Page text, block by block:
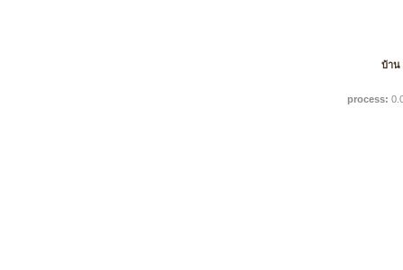
บ้าน
process: